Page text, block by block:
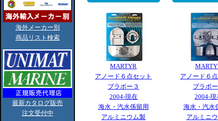
海外メーカー別
商品リスト検索
最新カタログ販売
注文受付中
MARTYR
アノード６点セット
ブラボー３
2004-現在
海水・汽水係留用
アルミニウム製
アノード６
ブラボ
2004-現
海水・汽水
アルミニ